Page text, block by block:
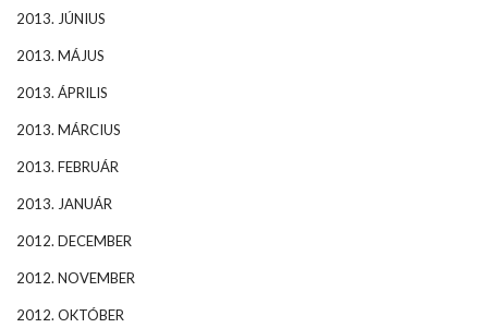
2013. JÚNIUS
2013. MÁJUS
2013. ÁPRILIS
2013. MÁRCIUS
2013. FEBRUÁR
2013. JANUÁR
2012. DECEMBER
2012. NOVEMBER
2012. OKTÓBER